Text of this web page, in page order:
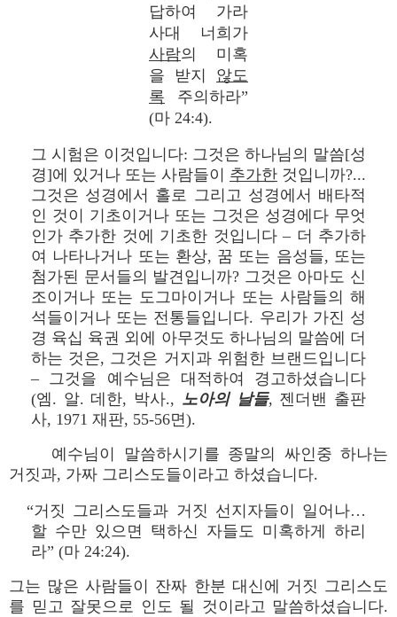
답하여 가라
사대 너희가
사람의 미혹
을 받지 않도
록 주의하라”
(마 24:4).
그 시험은 이것입니다: 그것은 하나님의 말씀[성
경]에 있거나 또는 사람들이 추가한 것입니까?...
그것은 성경에서 홀로 그리고 성경에서 배타적
인 것이 기초이거나 또는 그것은 성경에다 무엇
인가 추가한 것에 기초한 것입니다 – 더 추가하
여 나타나거나 또는 환상, 꿈 또는 음성들, 또는
첨가된 문서들의 발견입니까? 그것은 아마도 신
조이거나 또는 도그마이거나 또는 사람들의 해
석들이거나 또는 전통들입니다. 우리가 가진 성
경 육십 육권 외에 아무것도 하나님의 말씀에 더
하는 것은, 그것은 거지과 위험한 브랜드입니다
– 그것을 예수님은 대적하여 경고하셨습니다
(엠. 알. 데한, 박사., 노아의 날들, 젠더밴 출판
사, 1971 재판, 55-56면).
예수님이 말씀하시기를 종말의 싸인중 하나는
거짓과, 가짜 그리스도들이라고 하셨습니다.
“거짓 그리스도들과 거짓 선지자들이 일어나…
할 수만 있으면 택하신 자들도 미혹하게 하리
라” (마 24:24).
그는 많은 사람들이 잔짜 한분 대신에 거짓 그리스도
를 믿고 잘못으로 인도 될 것이라고 말씀하셨습니다.